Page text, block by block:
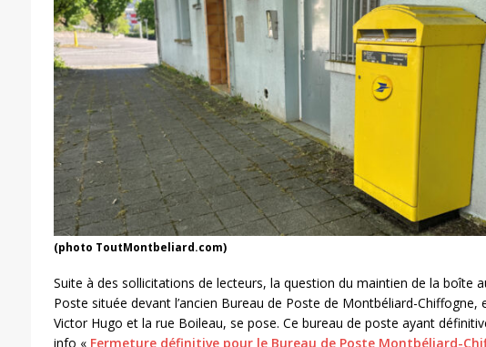
(photo ToutMontbeliard.com)
Suite à des sollicitations de lecteurs, la question du maintien de la boîte
Poste située devant l’ancien Bureau de Poste de Montbéliard-Chiffogne,
Victor Hugo et la rue Boileau, se pose. Ce bureau de poste ayant
info « Fermeture définitive pour le Bureau de Poste Montbéliard-